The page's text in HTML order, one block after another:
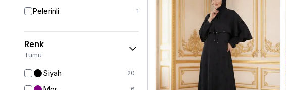
Pelerinli 1
Renk
Tümü
Siyah 20